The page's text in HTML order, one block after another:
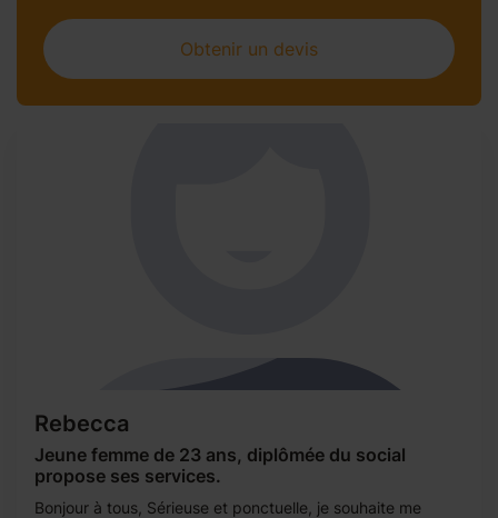
Rebecca
Jeune femme de 23 ans, diplômée du social
propose ses services.
Bonjour à tous, Sérieuse et ponctuelle, je souhaite me
Obtenir un devis